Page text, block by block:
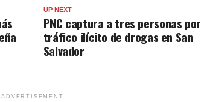
UP NEXT
PNC captura a tres personas por
tráfico ilícito de drogas en San
Salvador
ADVERTISEMENT